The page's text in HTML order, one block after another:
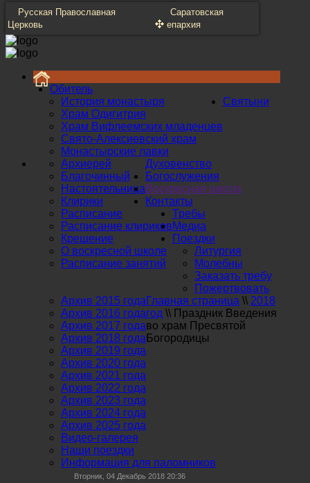
Русская Православная
Церковь
Саратовская
епархия
Обитель
История монастыря
Храм Одигитрия
Храм Вифлеемских младенцев
Свято-Алексиевский храм
Монастырские лавки
Святыни
Духовенство
Архиерей
Благочинный
Настоятельница
Клирики
Богослужения
Расписание
Расписание клириков
Крещение
Воскресная школа
О воскресной школе
Расписание занятий
Контакты
Требы
Литургия
Молебны
Заказать требу
Пожертвовать
Медиа
Архив 2015 года
Архив 2016 года
Архив 2017 года
Архив 2018 года
Архив 2019 года
Архив 2020 года
Архив 2021 года
Архив 2022 года
Архив 2023 года
Архив 2024 года
Архив 2025 года
Видео-галерея
Поездки
Наши поездки
Информация для паломников
Главная страница \\ 2018
год \\ Праздник Введения
во храм Пресвятой
Богородицы
Вторник, 04 Декабрь 2018 20:36